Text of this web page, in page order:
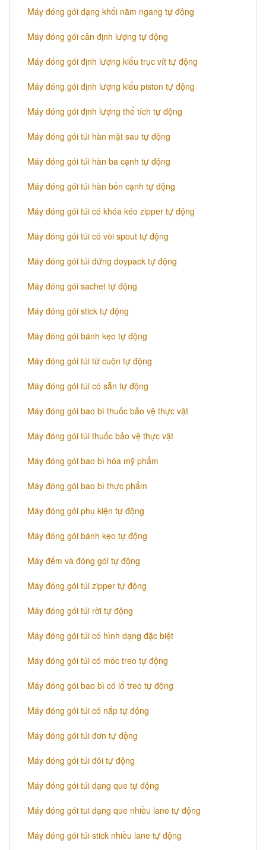
Máy đóng gói dạng khối nằm ngang tự động
Máy đóng gói cân định lượng tự động
Máy đóng gói định lượng kiểu trục vít tự động
Máy đóng gói định lượng kiểu piston tự động
Máy đóng gói định lượng thể tích tự động
Máy đóng gói túi hàn mặt sau tự động
Máy đóng gói túi hàn ba cạnh tự động
Máy đóng gói túi hàn bốn cạnh tự động
Máy đóng gói túi có khóa kéo zipper tự động
Máy đóng gói túi có vòi spout tự động
Máy đóng gói túi đứng doypack tự động
Máy đóng gói sachet tự động
Máy đóng gói stick tự động
Máy đóng gói bánh kẹo tự động
Máy đóng gói túi từ cuộn tự động
Máy đóng gói túi có sẵn tự động
Máy đóng gói bao bì thuốc bảo vệ thực vật
Máy đóng gói túi thuốc bảo vệ thực vật
Máy đóng gói bao bì hóa mỹ phẩm
Máy đóng gói bao bì thực phẩm
Máy đóng gói phụ kiện tự động
Máy đóng gói bánh kẹo tự động
Máy đếm và đóng gói tự động
Máy đóng gói túi zipper tự động
Máy đóng gói túi rời tự động
Máy đóng gói túi có hình dạng đặc biệt
Máy đóng gói túi có móc treo tự động
Máy đóng gói bao bì có lổ treo tự động
Máy đóng gói túi có nắp tự động
Máy đóng gói túi đơn tự động
Máy đóng gói túi đôi tự động
Máy đóng gói túi dạng que tự động
Máy đóng gói tui dạng que nhiều lane tự động
Máy đóng gói túi stick nhiều lane tự động